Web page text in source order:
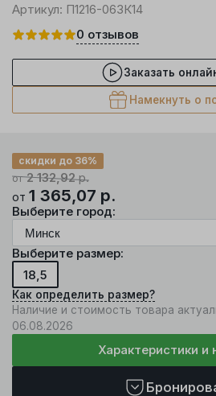
Артикул: П1216-063К14
0 отзывов
Заказать
Намекнуть о
от2 132,92р.
скидки до 36%
от 1 365,07 р.
Выберите город:
Выберите размер:
18,5
Как определить размер?
Наличие и стоимость товара
06.08.2026
Характеристики и